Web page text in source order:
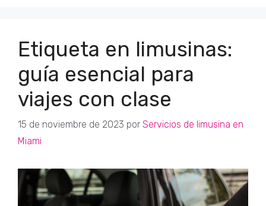
Etiqueta en limusinas:
guía esencial para
viajes con clase
15 de noviembre de 2023 por Servicios de limusina en
Miami